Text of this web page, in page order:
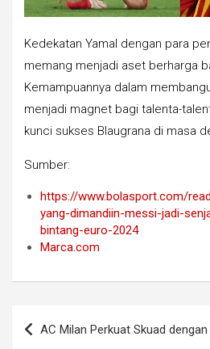
Kedekatan Yamal dengan para
memang menjadi aset berharga
Kemampuannya dalam
menjadi magnet bagi talenta-
kunci sukses Blaugrana di masa
Sumber:
https://www.bolasport.com/
yang-dimandiin-messi-jadi-
bintang-euro-2024
Marca.com
AC Milan Perkuat Skuad